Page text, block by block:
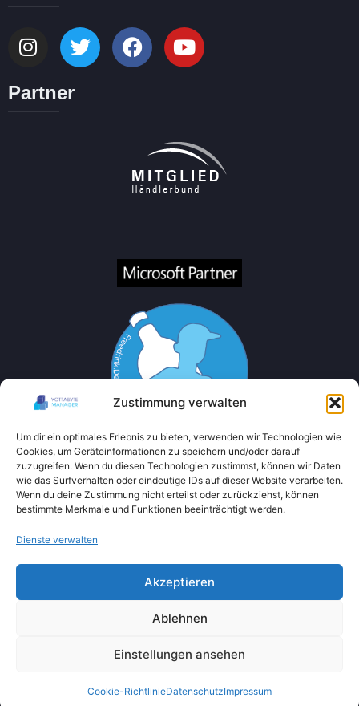
Zustimmung verwalten
Um dir ein optimales Erlebnis zu bieten, verwenden wir Technologien wie
Cookies, um Geräteinformationen zu speichern und/oder darauf
zuzugreifen. Wenn du diesen Technologien zustimmst, können wir Daten
wie das Surfverhalten oder eindeutige IDs auf dieser Website verarbeiten.
Wenn du deine Zustimmung nicht erteilst oder zurückziehst, können
bestimmte Merkmale und Funktionen beeinträchtigt werden.
Dienste verwalten
Akzeptieren
Ablehnen
Einstellungen ansehen
Cookie-RichtlinieDatenschutzImpressum
Partner